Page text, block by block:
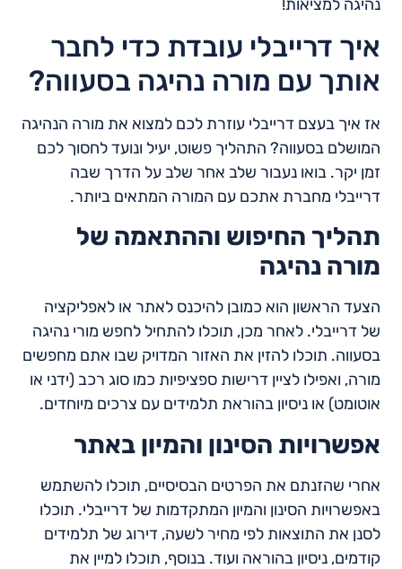
נהיגה למציאות!
איך דרייבלי עובדת כדי לחבר
אותך עם מורה נהיגה בסעווה?
אז איך בעצם דרייבלי עוזרת לכם למצוא את מורה הנהיגה
המושלם בסעווה? התהליך פשוט, יעיל ונועד לחסוך לכם
זמן יקר. בואו נעבור שלב אחר שלב על הדרך שבה
דרייבלי מחברת אתכם עם המורה המתאים ביותר.
תהליך החיפוש וההתאמה של
מורה נהיגה
הצעד הראשון הוא כמובן להיכנס לאתר או לאפליקציה
של דרייבלי. לאחר מכן, תוכלו להתחיל לחפש מורי נהיגה
בסעווה. תוכלו להזין את האזור המדויק שבו אתם מחפשים
מורה, ואפילו לציין דרישות ספציפיות כמו סוג רכב (ידני או
אוטומט) או ניסיון בהוראת תלמידים עם צרכים מיוחדים.
אפשרויות הסינון והמיון באתר
אחרי שהזנתם את הפרטים הבסיסיים, תוכלו להשתמש
באפשרויות הסינון והמיון המתקדמות של דרייבלי. תוכלו
לסנן את התוצאות לפי מחיר לשעה, דירוג של תלמידים
קודמים, ניסיון בהוראה ועוד. בנוסף, תוכלו למיין את